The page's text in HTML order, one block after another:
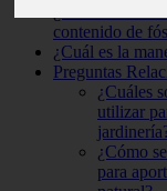
¿Cuáles son
contenido de
¿Cuál es la
Preguntas
¿Cuáles
utilizar
¿Cómo
para